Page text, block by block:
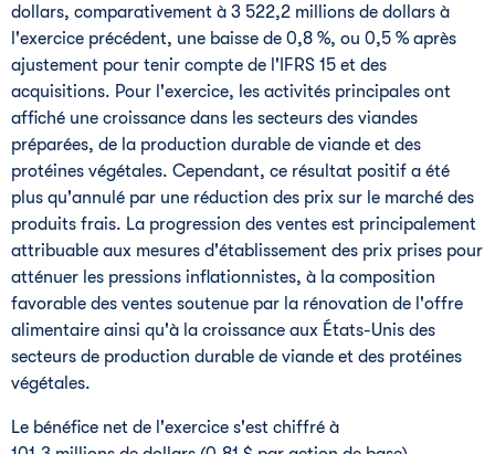
dollars, comparativement à 3 522,2 millions de dollars à
l'exercice précédent, une baisse de 0,8 %, ou 0,5 % après
ajustement pour tenir compte de l'IFRS 15 et des
acquisitions. Pour l'exercice, les activités principales ont
affiché une croissance dans les secteurs des viandes
préparées, de la production durable de viande et des
protéines végétales. Cependant, ce résultat positif a été
plus qu'annulé par une réduction des prix sur le marché des
produits frais. La progression des ventes est principalement
attribuable aux mesures d'établissement des prix prises pour
atténuer les pressions inflationnistes, à la composition
favorable des ventes soutenue par la rénovation de l'offre
alimentaire ainsi qu'à la croissance aux États-Unis des
secteurs de production durable de viande et des protéines
végétales.
Le bénéfice net de l'exercice s'est chiffré à